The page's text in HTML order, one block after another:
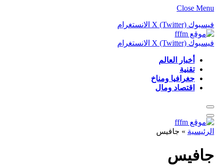
Close Menu
فيسبوك X (Twitter) الانستغرام
فيسبوك X (Twitter) الانستغرام
أخبار العالم
تقنية
جغرافيا ومناخ
اقتصاد ومال
الرئيسية»جافيس
جافيس